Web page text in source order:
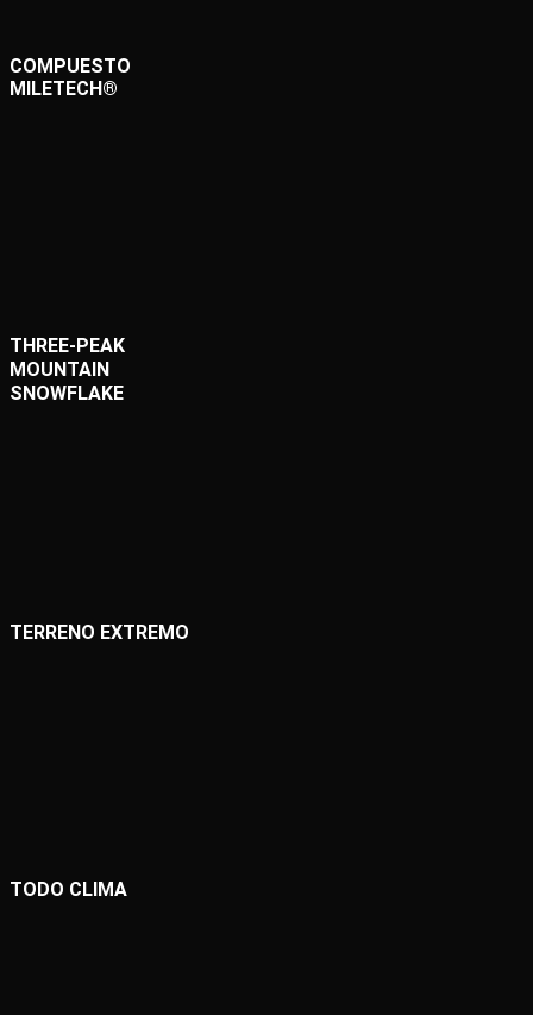
COMPUESTO
MILETECH®
THREE-PEAK
MOUNTAIN
SNOWFLAKE
TERRENO EXTREMO
TODO CLIMA